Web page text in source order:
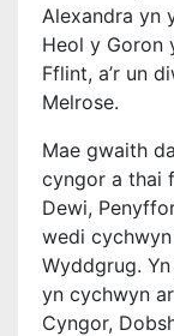
Alexandra yn
Heol y Goron
Fflint, a’r un
Melrose.
Mae gwaith
cyngor a thai
Dewi,
wedi
Wyddgrug.
yn cychwyn
Cyngor,